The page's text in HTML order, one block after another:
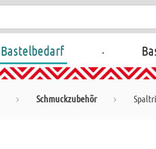
Bastelbedarf .
Schmuckzubehör